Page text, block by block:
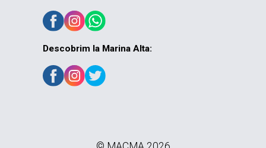
Descobrim la Marina Alta: